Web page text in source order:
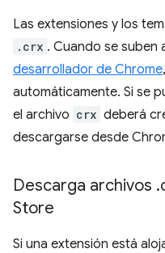
Las extensiones y los
.crx . Cuando se suben
desarrollador de Chrome
automáticamente. Si se
el archivo crx deberá
descargarse desde
Descarga archivos .
Store
Si una extensión está